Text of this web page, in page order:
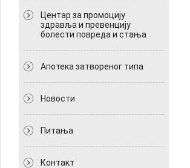
Центар за промоцију
здравља и превенцију
болести повреда и стања
Апотека затвореног типа
Новости
Питања
Контакт